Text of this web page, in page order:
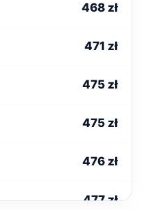
468 zł
471 zł
475 zł
475 zł
476 zł
477 zł